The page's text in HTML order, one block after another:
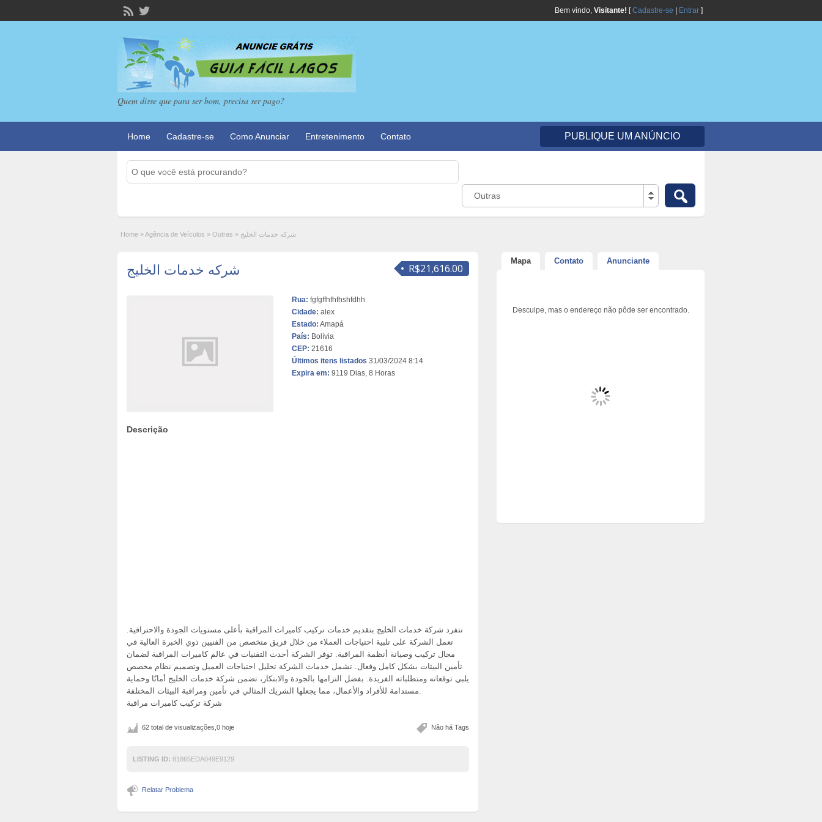
Bem vindo, Visitante! [Cadastre-se Entrar ]
Quem disse que para ser bom, precisa ser pago?
Home Cadastre-se Como Anunciar Entretenimento Contato PUBLIQUE UM ANÚNCIO
Outras
Home »Agência de Veículos » Outras » شركه خدمات الخليج
R$21,616.00 شركه خدمات الخليج
Rua: fgfgffhfhfhshfdhh
Cidade: alex
Estado: Amapá
País: Bolívia
CEP: 21616
Últimos itens listados 31/03/2024 8:14
Expira em: 9119 Dias, 8 Horas
Descrição
تتفرد شركة خدمات الخليج بتقديم خدمات تركيب كاميرات المراقبة بأعلى مستويات الجودة والاحترافية.
تعمل الشركة على تلبية احتياجات العملاء من خلال فريق متخصص من الفنيين ذوي الخبرة العالية في
مجال تركيب وصيانة أنظمة المراقبة. توفر الشركة أحدث التقنيات في عالم كاميرات المراقبة لضمان
تأمين البيئات بشكل كامل وفعال. تشمل خدمات الشركة تحليل احتياجات العميل وتصميم نظام مخصص
يلبي توقعاته ومتطلباته الفريدة. بفضل التزامها بالجودة والابتكار، تضمن شركة خدمات الخليج أمانًا وحماية
شركة تركيب كاميرات مراقبة
Não há Tags
62 total de visualizações,0 hoje
LISTING ID: 81865EDA049E9129
Relatar Problema
Mapa Contato Anunciante
Desculpe, mas o endereço não pôde ser encontrado.